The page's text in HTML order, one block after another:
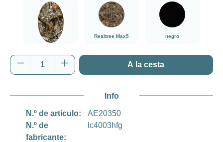
###Realtree Edge###LensCoat
Realtree Max5
###Realtree Max5###LensCoat
negro
negro
Cantidad del producto: introduce la
A la cesta
Info
N.º de artículo:
AE20350
N.º de
fabricante:
lc4003hfg